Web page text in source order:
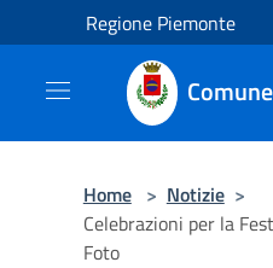
Salta al contenuto principale
Regione Piemonte
Home > Notizie >
Celebrazioni per la
Foto